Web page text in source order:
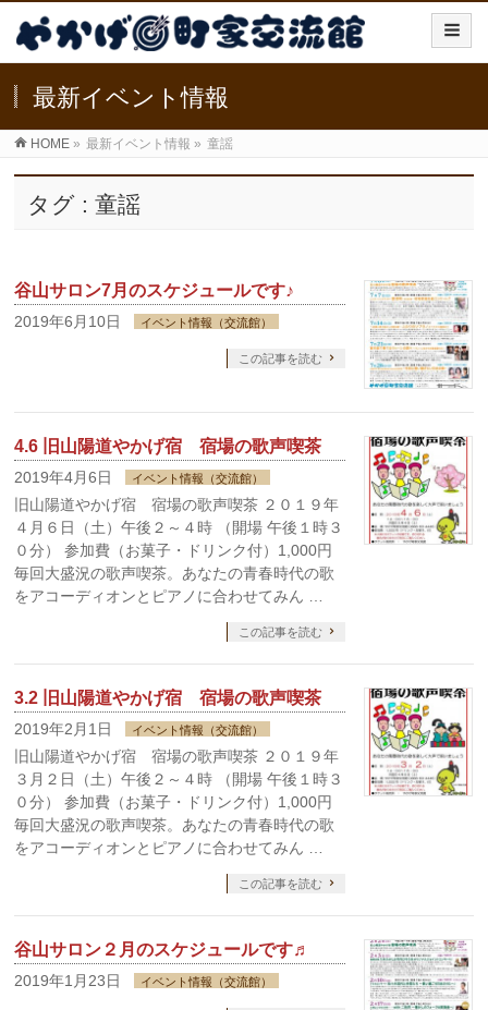
最新イベント情報
HOME » 最新イベント情報 » 童謡
タグ : 童謡
谷山サロン7月のスケジュールです♪
2019年6月10日 イベント情報（交流館）
この記事を読む
4.6 旧山陽道やかげ宿 宿場の歌声喫茶
2019年4月6日 イベント情報（交流館）
旧山陽道やかげ宿 宿場の歌声喫茶 ２０１９年
４月６日（土）午後２～４時 （開場 午後１時３
０分） 参加費（お菓子・ドリンク付）1,000円
毎回大盛況の歌声喫茶。あなたの青春時代の歌
をアコーディオンとピアノに合わせてみん …
この記事を読む
3.2 旧山陽道やかげ宿 宿場の歌声喫茶
2019年2月1日 イベント情報（交流館）
旧山陽道やかげ宿 宿場の歌声喫茶 ２０１９年
３月２日（土）午後２～４時 （開場 午後１時３
０分） 参加費（お菓子・ドリンク付）1,000円
毎回大盛況の歌声喫茶。あなたの青春時代の歌
をアコーディオンとピアノに合わせてみん …
この記事を読む
谷山サロン２月のスケジュールです♬
2019年1月23日 イベント情報（交流館）